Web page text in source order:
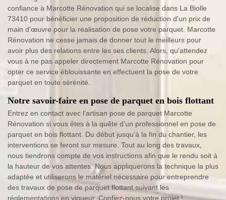
confiance à Marcotte Rénovation qui se localise dans La Biolle
73410 pour bénéficier une proposition de réduction d'un prix de
main d'œuvre pour la réalisation de pose votre parquet. Marcotte
Rénovation ne cesse jamais de donner tout le meilleurs pour
avoir plus des relations entre les ses clients. Alors, qu'attendez
vous à ne pas appeler directement Marcotte Rénovation pour
opter ce service éblouissante en effectuent la pose de votre
parquet en toute sérénité.
Notre savoir-faire en pose de parquet en bois flottant
Entrez en contact avec l’artisan pose de parquet Marcotte
Rénovation si vous êtes à la quête d’un professionnel en pose de
parquet en bois flottant. Du début jusqu’à la fin du chantier, les
interventions se feront sur mesure. Tout au long des travaux,
nous tiendrons compte de vos instructions afin que le rendu soit à
la hauteur de vos attentes. Nous appliquerons la technique la plus
adaptée et utiliserons le matériel nécessaire pour entreprendre
des travaux de pose de parquet flottant suivant les
réglementations en vigueur. Confiez-nous votre projet !